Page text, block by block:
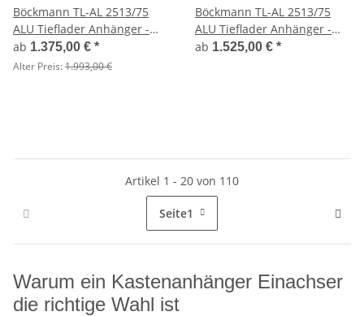
Böckmann TL-AL 2513/75
ALU Tieflader Anhänger -
ungebremst
ab 1.375,00 € *
Alter Preis:1.993,00 €
Böckmann TL-AL 2513/75
ALU Tieflader Anhänger -
ungebremst Flachplane
ab 1.525,00 € *
Artikel 1 - 20 von 110
Seite1
Warum ein Kastenanhänger Einachser
die richtige Wahl ist